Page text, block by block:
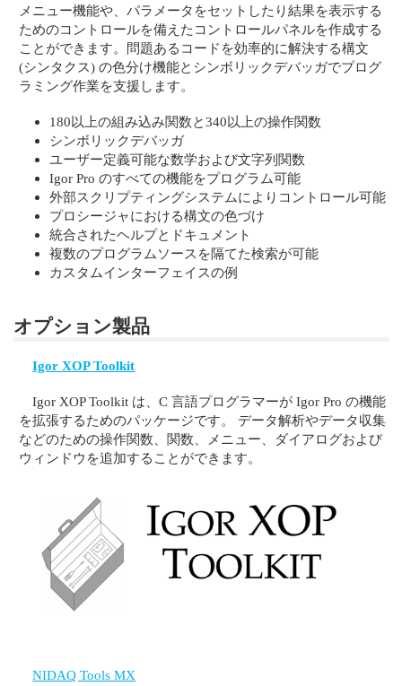
メニュー機能や、パラメータをセットしたり結果を表示する
ためのコントロールを備えたコントロールパネルを作成する
ことができます。問題あるコードを効率的に解決する構文
(シンタクス) の色分け機能とシンボリックデバッガでプログ
ラミング作業を支援します。
180以上の組み込み関数と340以上の操作関数
シンボリックデバッガ
ユーザー定義可能な数学および文字列関数
Igor Pro のすべての機能をプログラム可能
外部スクリプティングシステムによりコントロール可能
プロシージャにおける構文の色づけ
統合されたヘルプとドキュメント
複数のプログラムソースを隔てた検索が可能
カスタムインターフェイスの例
オプション製品
Igor XOP Toolkit
Igor XOP Toolkit は、C 言語プログラマーが Igor Pro の機能
を拡張するためのパッケージです。 データ解析やデータ収集
などのための操作関数、関数、メニュー、ダイアログおよび
ウィンドウを追加することができます。
NIDAQ Tools MX